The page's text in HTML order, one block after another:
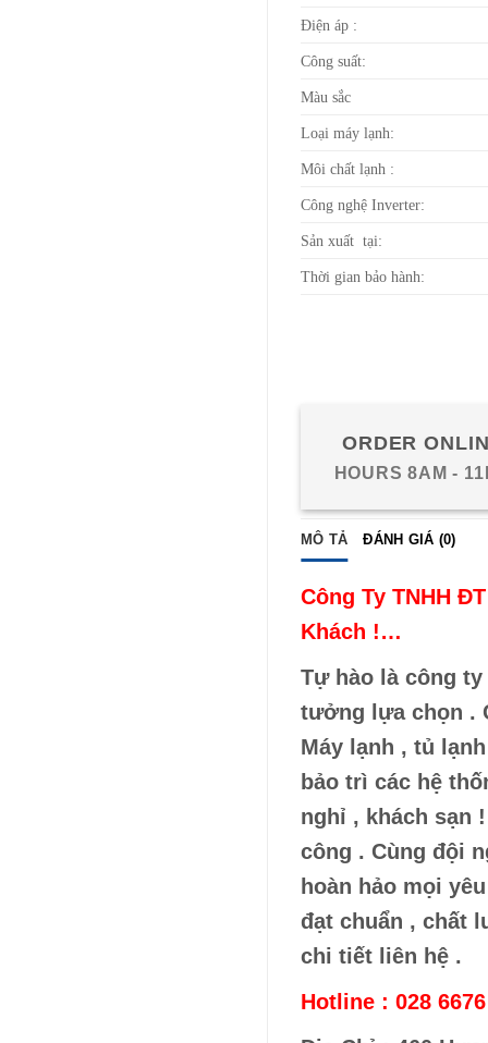
Điện áp :
Công suất:
Màu sắc
Loại máy lạnh:
Môi chất lạnh :
Công nghệ Inverter:
Sản xuất tại:
Thời gian bảo hành:
ORDER
HOURS 8AM -
MÔ TẢ ĐÁNH GIÁ (0)
Công Ty TNHH
Khách !…
Tự hào là công
tưởng lựa chọn .
Máy lạnh , tủ
bảo trì các hệ
nghỉ , khách sạn
công . Cùng đội
hoàn hảo mọi
đạt chuẩn , chất
chi tiết liên hệ .
Hotline : 028